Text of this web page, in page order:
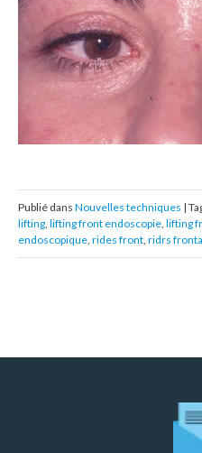
Publié dans Nouvelles techniques |
lifting, lifting front endoscopie, lifting
endoscopique, rides front, ridrs